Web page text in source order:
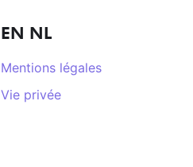
EN NL
Mentions légales
Vie privée